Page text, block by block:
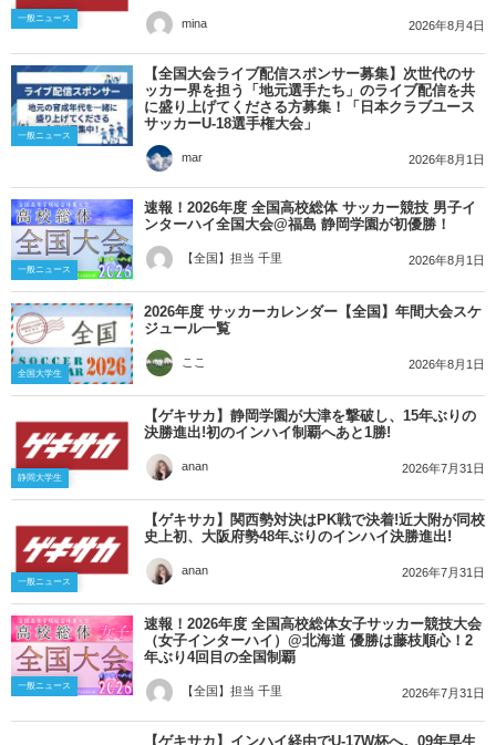
一般ニュース mina 2026年8月4日
一般ニュース
【全国大会ライブ配信スポンサー募集】次世代のサ
ッカー界を担う「地元選手たち」のライブ配信を共
に盛り上げてくださる方募集！「日本クラブユース
サッカーU-18選手権大会」
mar 2026年8月1日
一般ニュース
速報！2026年度 全国高校総体 サッカー競技 男子イ
ンターハイ全国大会@福島 静岡学園が初優勝！
【全国】担当 千里 2026年8月1日
全国大学生
2026年度 サッカーカレンダー【全国】年間大会スケ
ジュール一覧
ここ 2026年8月1日
静岡大学生
【ゲキサカ】静岡学園が大津を撃破し、15年ぶりの
決勝進出!初のインハイ制覇へあと1勝!
anan 2026年7月31日
一般ニュース
【ゲキサカ】関西勢対決はPK戦で決着!近大附が同校
史上初、大阪府勢48年ぶりのインハイ決勝進出!
anan 2026年7月31日
一般ニュース
速報！2026年度 全国高校総体女子サッカー競技大会
（女子インターハイ）@北海道 優勝は藤枝順心！2
年ぶり4回目の全国制覇
【全国】担当 千里 2026年7月31日
【ゲキサカ】インハイ経由でU-17W杯へ。09年早生